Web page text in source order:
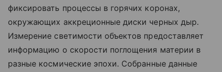
фиксировать процессы в горячих коронах,
окружающих аккреционные диски черных дыр.
Измерение светимости объектов предоставляет
информацию о скорости поглощения материи в
разные космические эпохи. Собранные данные